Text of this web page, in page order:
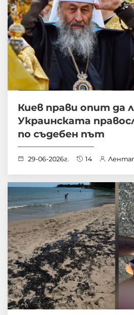
Киев прави опит да
Украинската
по съдебен път
29-06-2026г. 14